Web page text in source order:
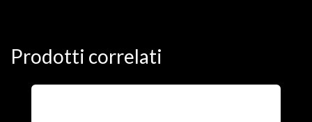
Prodotti correlati